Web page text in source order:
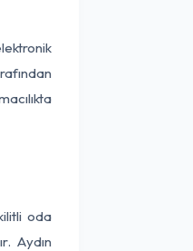
oda
Aydın